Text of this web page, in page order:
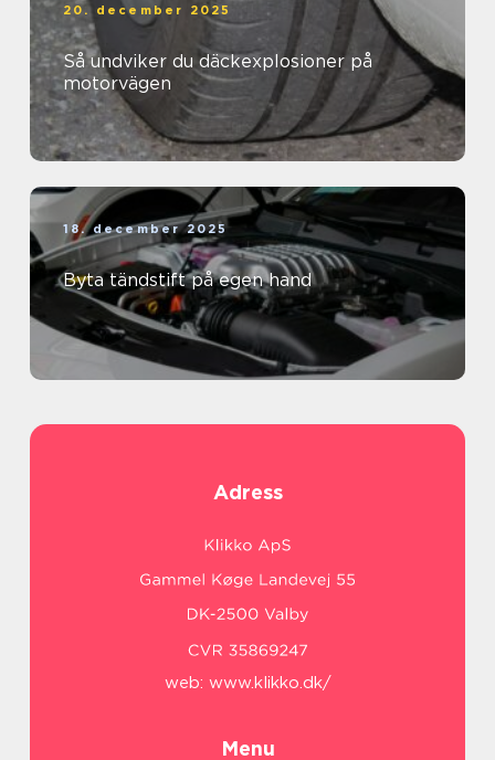
20. december 2025
Så undviker du däckexplosioner på
motorvägen
18. december 2025
Byta tändstift på egen hand
Adress
web: www.klikko.dk/
Menu